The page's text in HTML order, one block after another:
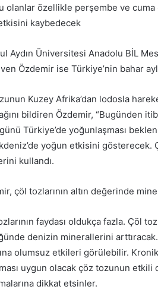
olanlar özellikle perşembe ve cuma
kaybedecek
Aydın Üniversitesi Anadolu BİL
Özdemir ise Türkiye’nin bahar
Kuzey Afrika’dan lodosla
bildiren Özdemir, “Bugünden
Türkiye’de yoğunlaşması
yoğun etkisini
kullandı.
çöl tozlarının altın değerinde
faydası oldukça fazla. Çöl
denizin minerallerini
olumsuz etkileri görülebilir.
uygun olacak çöz tozunun
dikkat etsinler.